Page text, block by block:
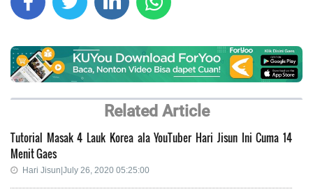
Related Article
Tutorial Masak 4 Lauk Korea ala YouTuber Hari Jisun Ini Cuma 14
Menit Gaes
Hari Jisun|July 26, 2020 05:25:00